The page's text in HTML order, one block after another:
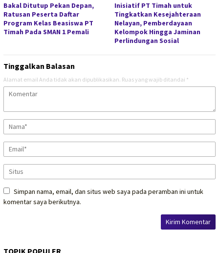
Bakal Ditutup Pekan Depan,
Ratusan Peserta Daftar
Program Kelas Beasiswa PT
Timah Pada SMAN 1 Pemali
Inisiatif PT Timah untuk
Tingkatkan Kesejahteraan
Nelayan, Pemberdayaan
Kelompok Hingga Jaminan
Perlindungan Sosial
Tinggalkan Balasan
Alamat email Anda tidak akan dipublikasikan. Ruas yang wajib ditandai *
Simpan nama, email, dan situs web saya pada peramban ini untuk
komentar saya berikutnya.
TOPIK POPULER